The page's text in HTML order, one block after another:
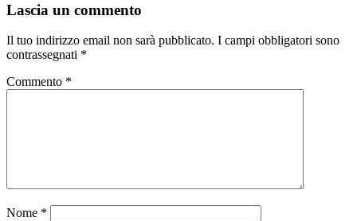
Lascia un commento
Il tuo indirizzo email non sarà pubblicato. I campi obbligatori sono
contrassegnati *
Commento *
Nome *